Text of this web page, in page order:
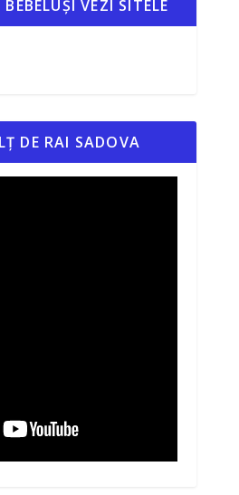
VEZI SITELE
DE RAI SADOVA